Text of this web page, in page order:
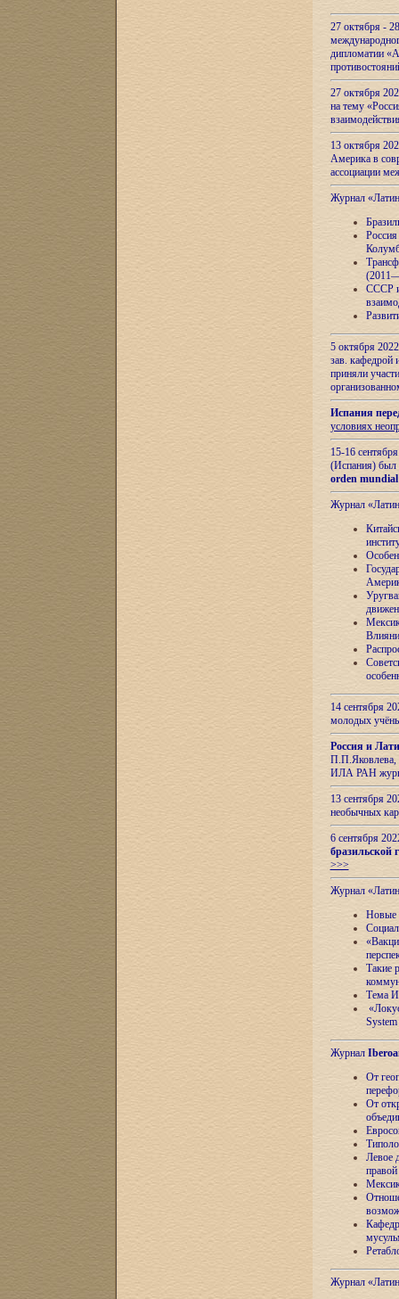
27 октября -
дипломатии
27 октября
на тему
13 октября
Америка в
ассоциации
Журнал
СССР и
5 октября
зав.
приняли
Испания
условиях
15-16
(Испания) был
orden
Журнал
14 сентября
молодых
Россия и
П.П.Яковлева,
ИЛА РАН
13 сентября
необычных
6 сентября
бразильской
>>>
Журнал
Новые
Такие
Тема
Журнал
От
От
Левое
Журнал